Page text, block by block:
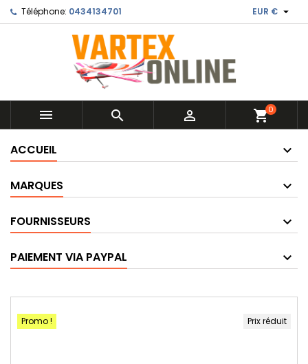
Téléphone: 0434134701 EUR € 
   shopping_cart0
ACCUEIL
MARQUES
FOURNISSEURS
PAIEMENT VIA PAYPAL
Promo ! Prix réduit